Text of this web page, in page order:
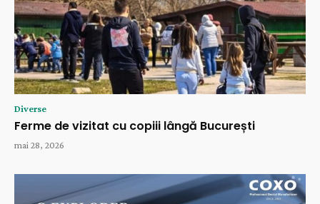
Diverse
Ferme de vizitat cu copiii lângă București
mai 28, 2026